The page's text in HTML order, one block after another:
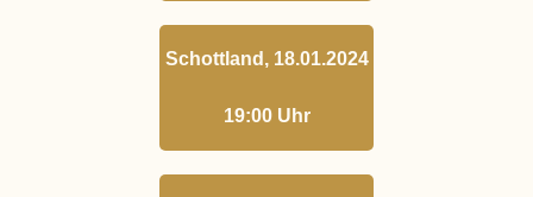
Schottland, 18.01.2024
19:00 Uhr